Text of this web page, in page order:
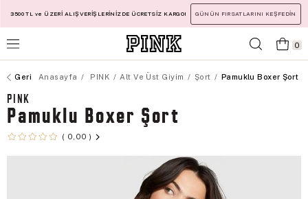
3500 TL ve ÜZERİ ALIŞVERİŞLERİNİZDE ÜCRETSİZ KARGO! GÜNÜN FIRSATLARINI KEŞFEDİN
0
Anasayfa PINK Alt Ve Üst Giyim Şort Pamuklu Boxer Şort
PINK
Pamuklu Boxer Şort
0,00